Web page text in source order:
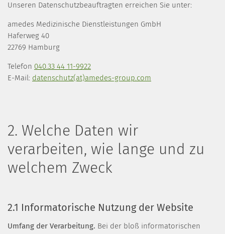
Unseren Datenschutzbeauftragten erreichen Sie unter:
amedes Medizinische Dienstleistungen GmbH
Haferweg 40
22769 Hamburg
Telefon 040.33 44 11-9922
E-Mail: datenschutz(at)amedes-group.com
2. Welche Daten wir
verarbeiten, wie lange und zu
welchem Zweck
2.1 Informatorische Nutzung der Website
Umfang der Verarbeitung. Bei der bloß informatorischen